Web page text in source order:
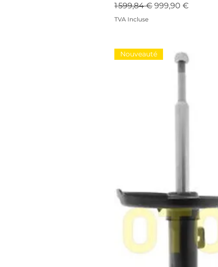
Prix original
1 599,84 € Prix
999,90 €
TVA Incluse
Nouveauté